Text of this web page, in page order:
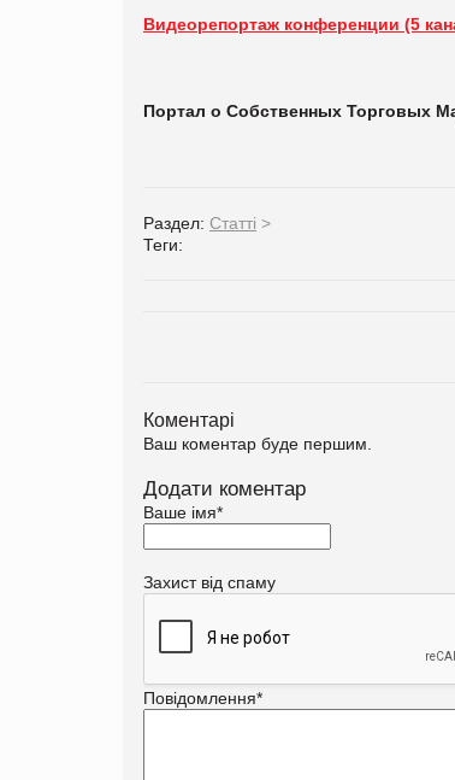
Видеорепортаж конференции (5
Портал о Собственных Торговых
Раздел: Статті >
Теги:
Коментарі
Ваш коментар буде першим.
Додати коментар
Ваше імя*
Захист від спаму
Повідомлення*